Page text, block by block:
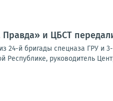
и ЦБСТ
24-й бригады спецназа ГРУ и
Республике, руководитель